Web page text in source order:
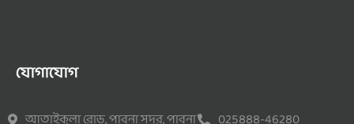
যোগাযোগ
আতাইকুলা রোড, পাবনা সদর, পাবনা 025888-46280